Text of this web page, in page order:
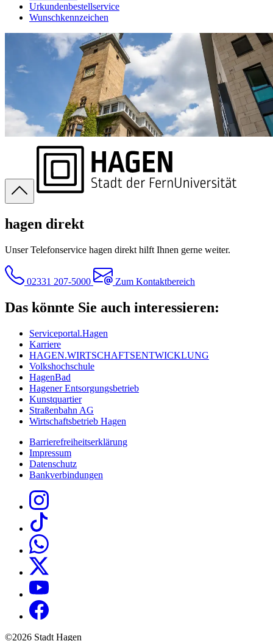
Urkundenbestellservice
Wunschkennzeichen
hagen direkt
Unser Telefonservice hagen direkt hilft Ihnen gerne weiter.
02331 207-5000 Zum Kontaktbereich
Das könnte Sie auch interessieren:
Serviceportal.Hagen
Karriere
HAGEN.WIRTSCHAFTSENTWICKLUNG
Volkshochschule
HagenBad
Hagener Entsorgungsbetrieb
Kunstquartier
Straßenbahn AG
Wirtschaftsbetrieb Hagen
Barrierefreiheitserklärung
Impressum
Datenschutz
Bankverbindungen
©2026 Stadt Hagen